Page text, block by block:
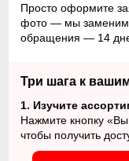
Просто оформите
фото — мы заменим
обращения — 14
Три шага к
1. Изучите
Нажмите кнопку
чтобы получить